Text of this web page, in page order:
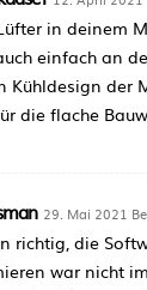
in deinem
einfach an
Kühldesign der
die flache
29. Mai 2021
richtig, die
war nicht